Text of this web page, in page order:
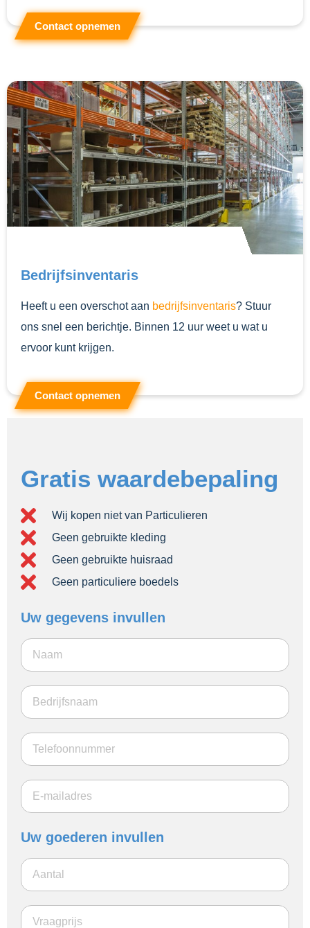
Contact opnemen
Bedrijfsinventaris
Heeft u een overschot aan bedrijfsinventaris? Stuur
ons snel een berichtje. Binnen 12 uur weet u wat u
ervoor kunt krijgen.
Contact opnemen
Gratis waardebepaling
Wij kopen niet van Particulieren
Geen gebruikte kleding
Geen gebruikte huisraad
Geen particuliere boedels
Uw gegevens invullen
Uw goederen invullen